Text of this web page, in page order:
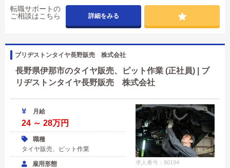
転職サポートの
ご相談はこちら
詳細をみる
ブリヂストンタイヤ長野販売 株式会社
長野県伊那市のタイヤ販売、ピット作業 (正社員) | ブ
リヂストンタイヤ長野販売 株式会社
求人番号：90194
月給
24 ～ 28万円
職種
タイヤ販売、ピット作業
雇用形態